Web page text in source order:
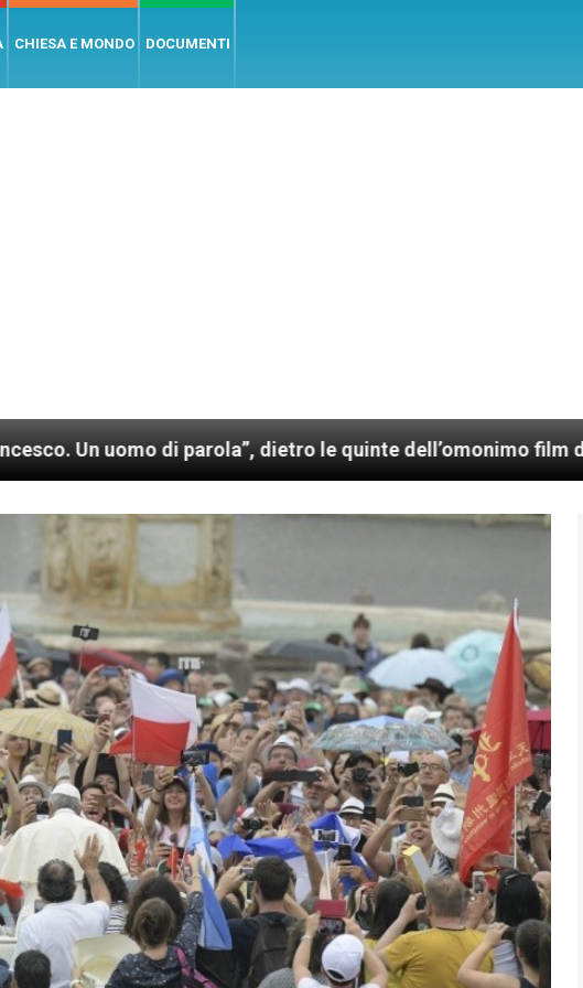
CHIESA E MONDO DOCUMENTI
di parola”, dietro le quinte dell’omonimo film di Wim Wenders